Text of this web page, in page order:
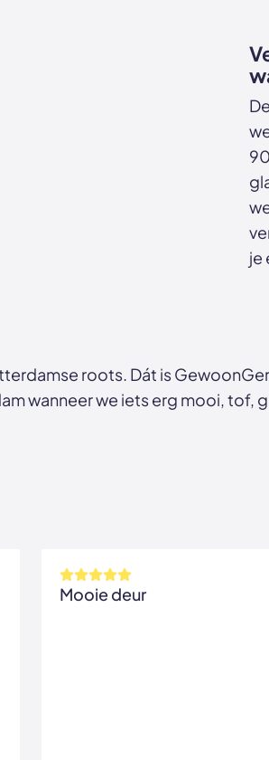
je
roots. Dát is
wanneer we iets erg mooi, tof,
Mooie deur